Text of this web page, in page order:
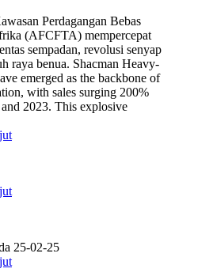
Perdagangan Bebas
(AFCFTA) mempercepat
sempadan, revolusi senyap
raya benua. Shacman Heavy-
emerged as the backbone of
with sales surging 200%
2023. This explosive
25-02-25